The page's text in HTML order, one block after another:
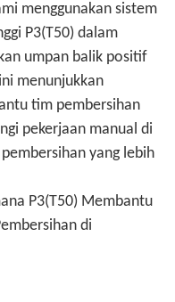
menggunakan sistem
P3(T50) dalam
umpan balik positif
menunjukkan
tim pembersihan
pekerjaan manual di
yang lebih